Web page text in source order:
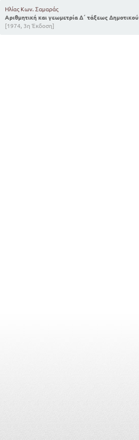
Ηλίας Κων. Σαμαράς
Αριθμητική και γεωμετρία Δ΄ τάξεως Δημοτικού
[1974, 3η Έκδοση]